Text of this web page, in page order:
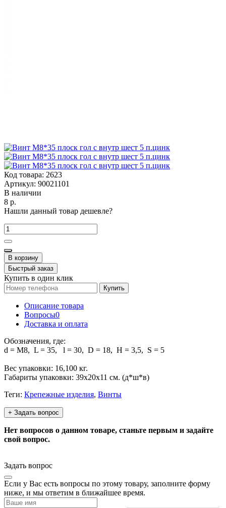
Код товара: 2623
Артикул: 90021101
В наличии
8 р.
Нашли данный товар дешевле?
В корзину
Быстрый заказ
Купить в один клик
Купить
Описание товара
Вопросы0
Доставка и оплата
Обозначения, где:
d = М8, L = 35, l = 30, D = 18, H = 3,5, S = 5
Вес упаковки: 16,100 кг.
Габариты упаковки: 39х20х11 см. (д*ш*в)
Теги: Крепежные изделия, Винты
+ Задать вопрос
Нет вопросов о данном товаре, станьте первым и задайте
свой вопрос.
Задать вопрос
Если у Вас есть вопросы по этому товару, заполните форму
ниже, и мы ответим в ближайшее время.